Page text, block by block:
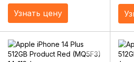
Узнать цену